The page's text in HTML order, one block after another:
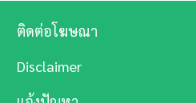
ติดต่อโฆษณา
Disclaimer